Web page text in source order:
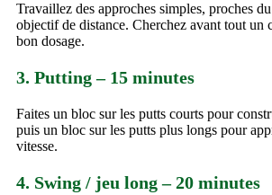
Travaillez des approches simples, proches
objectif de distance. Cherchez avant tout un
bon dosage.
3. Putting – 15 minutes
Faites un bloc sur les putts courts pour
puis un bloc sur les putts plus longs pour
vitesse.
4. Swing / jeu long – 20 minutes